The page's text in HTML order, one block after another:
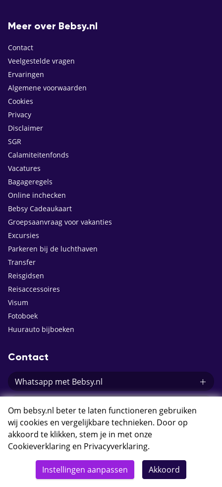
Meer over Bebsy.nl
Contact
Veelgestelde vragen
Ervaringen
Algemene voorwaarden
Cookies
Privacy
Disclaimer
SGR
Calamiteitenfonds
Vacatures
Bagageregels
Online inchecken
Bebsy Cadeaukaart
Groepsaanvraag voor vakanties
Excursies
Parkeren bij de luchthaven
Transfer
Reisgidsen
Reisaccessoires
Visum
Fotoboek
Huurauto bijboeken
Contact
Whatsapp met Bebsy.nl
Openingstijden
E-mail Bebsy.nl
Om bebsy.nl beter te laten functioneren gebruiken
wij cookies en vergelijkbare technieken. Door op
akkoord te klikken, stem je in met onze
Cookieverklaring en Privacyverklaring.
Instellingen aanpassen Akkoord